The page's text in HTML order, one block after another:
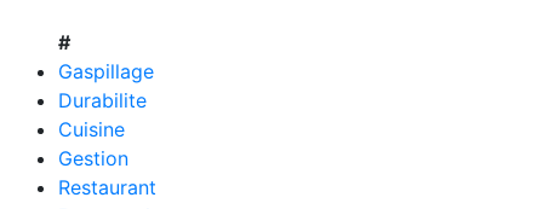
#
Gaspillage
Durabilite
Cuisine
Gestion
Restaurant